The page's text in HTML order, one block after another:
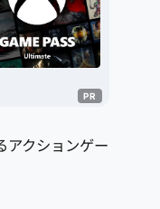
アクションゲー